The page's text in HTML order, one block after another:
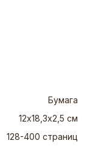
Бумага
12х18,3х2,5 см
128-400 страниц